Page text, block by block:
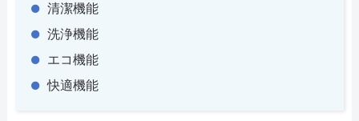
清潔機能
洗浄機能
エコ機能
快適機能